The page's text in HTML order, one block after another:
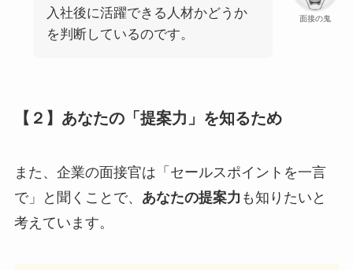
面接の鬼
入社後に活躍できる人材かどうか
を判断しているのです。
【２】あなたの「提案力」を知るため
また、企業の面接官は「セールスポイントを一言
で」と聞くことで、 あなたの提案力 も知りたいと
考えています。